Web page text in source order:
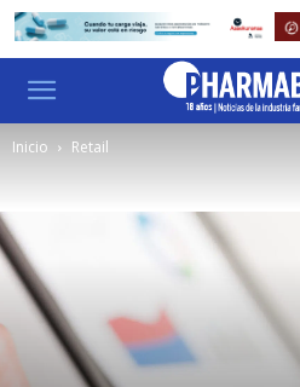
Inicio Retail